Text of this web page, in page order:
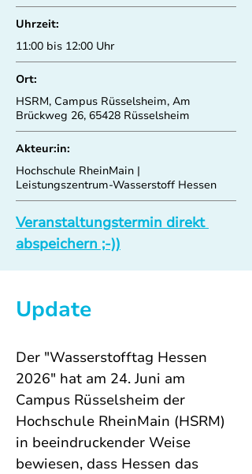
Uhrzeit:
11:00 bis 12:00 Uhr
Ort:
HSRM, Campus Rüsselsheim, Am
Brückweg 26, 65428 Rüsselsheim
Akteur:in:
Hochschule RheinMain |
Leistungszentrum-Wasserstoff Hessen
Veranstaltungstermin direkt
abspeichern ;-))
Update
Der "Wasserstofftag Hessen
2026" hat am 24. Juni am
Campus Rüsselsheim der
Hochschule RheinMain (HSRM)
in beeindruckender Weise
bewiesen, dass Hessen das